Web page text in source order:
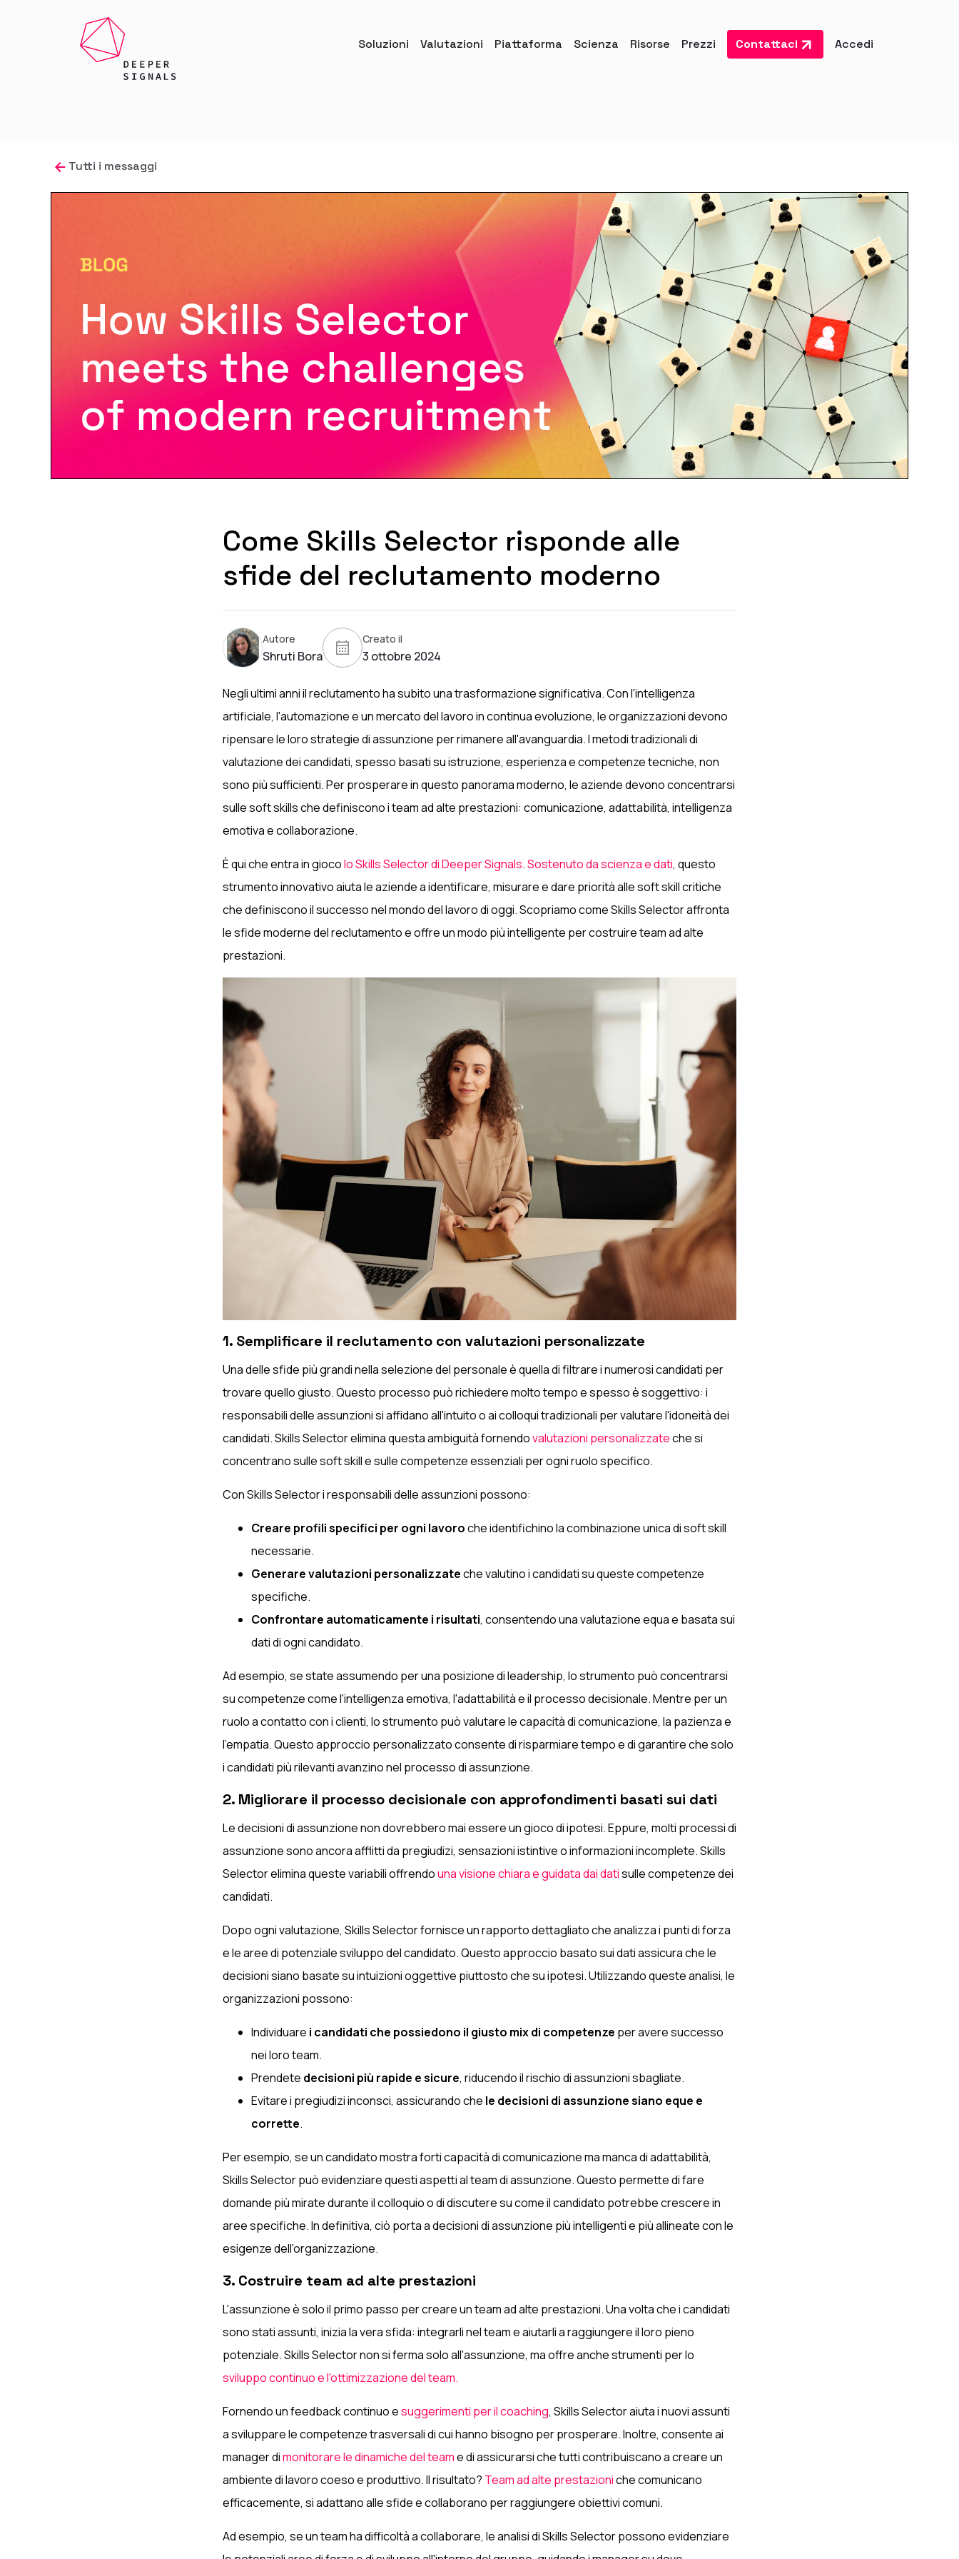
Soluzioni Valutazioni Piattaforma Scienza Risorse Prezzi Contattaci Accedi
Tutti i messaggi
Come Skills Selector risponde alle
sfide del reclutamento moderno
Autore
Shruti Bora
Creato il
3 ottobre 2024
Negli ultimi anni il reclutamento ha subito una trasformazione significativa. Con l'intelligenza
artificiale, l'automazione e un mercato del lavoro in continua evoluzione, le organizzazioni devono
ripensare le loro strategie di assunzione per rimanere all'avanguardia. I metodi tradizionali di
valutazione dei candidati, spesso basati su istruzione, esperienza e competenze tecniche, non
sono più sufficienti. Per prosperare in questo panorama moderno, le aziende devono concentrarsi
sulle soft skills che definiscono i team ad alte prestazioni: comunicazione, adattabilità, intelligenza
emotiva e collaborazione.
È qui che entra in giocolo Skills Selector di Deeper Signals.Sostenuto da scienza e dati, questo
strumento innovativo aiuta le aziende a identificare, misurare e dare priorità alle soft skill critiche
che definiscono il successo nel mondo del lavoro di oggi. Scopriamo come Skills Selector affronta
le sfide moderne del reclutamento e offre un modo più intelligente per costruire team ad alte
prestazioni.
1. Semplificare il reclutamento con valutazioni personalizzate
Una delle sfide più grandi nella selezione del personale è quella di filtrare i numerosi candidati per
trovare quello giusto. Questo processo può richiedere molto tempo e spesso è soggettivo: i
responsabili delle assunzioni si affidano all'intuito o ai colloqui tradizionali per valutare l'idoneità dei
candidati. Skills Selector elimina questa ambiguità fornendovalutazioni personalizzateche si
concentrano sulle soft skill e sulle competenze essenziali per ogni ruolo specifico.
Con Skills Selector i responsabili delle assunzioni possono:
Creare profili specifici per ogni lavoroche identifichino la combinazione unica di soft skill
necessarie.
Generare valutazioni personalizzateche valutino i candidati su queste competenze
specifiche.
Confrontare automaticamente i risultati, consentendo una valutazione equa e basata sui
dati di ogni candidato.
Ad esempio, se state assumendo per una posizione di leadership, lo strumento può concentrarsi
su competenze come l'intelligenza emotiva, l'adattabilità e il processo decisionale. Mentre per un
ruolo a contatto con i clienti, lo strumento può valutare le capacità di comunicazione, la pazienza e
l'empatia. Questo approccio personalizzato consente di risparmiare tempo e di garantire che solo
i candidati più rilevanti avanzino nel processo di assunzione.
2. Migliorare il processo decisionale con approfondimenti basati sui dati
Le decisioni di assunzione non dovrebbero mai essere un gioco di ipotesi. Eppure, molti processi di
assunzione sono ancora afflitti da pregiudizi, sensazioni istintive o informazioni incomplete. Skills
Selector elimina queste variabili offrendouna visione chiara e guidata dai datisulle competenze dei
candidati.
Dopo ogni valutazione, Skills Selector fornisce un rapporto dettagliato che analizza i punti di forza
e le aree di potenziale sviluppo del candidato. Questo approccio basato sui dati assicura che le
decisioni siano basate su intuizioni oggettive piuttosto che su ipotesi. Utilizzando queste analisi, le
organizzazioni possono:
Individuare i candidati che possiedono il giusto mix di competenze per avere successo
nei loro team.
Prendete decisioni più rapide e sicure, riducendo il rischio di assunzioni sbagliate.
Evitare i pregiudizi inconsci, assicurando che le decisioni di assunzione siano eque e
corrette.
Per esempio, se un candidato mostra forti capacità di comunicazione ma manca di adattabilità,
Skills Selector può evidenziare questi aspetti al team di assunzione. Questo permette di fare
domande più mirate durante il colloquio o di discutere su come il candidato potrebbe crescere in
aree specifiche. In definitiva, ciò porta a decisioni di assunzione più intelligenti e più allineate con le
esigenze dell'organizzazione.
3. Costruire team ad alte prestazioni
L'assunzione è solo il primo passo per creare un team ad alte prestazioni. Una volta che i candidati
sono stati assunti, inizia la vera sfida: integrarli nel team e aiutarli a raggiungere il loro pieno
potenziale. Skills Selector non si ferma solo all'assunzione, ma offre anche strumenti per lo
sviluppo continuo e l'ottimizzazione del team.
Fornendo un feedback continuo esuggerimenti per il coaching, Skills Selector aiuta i nuovi assunti
a sviluppare le competenze trasversali di cui hanno bisogno per prosperare. Inoltre, consente ai
manager dimonitorare le dinamiche del teame di assicurarsi che tutti contribuiscano a creare un
ambiente di lavoro coeso e produttivo. Il risultato? Team ad alte prestazioniche comunicano
efficacemente, si adattano alle sfide e collaborano per raggiungere obiettivi comuni.
Ad esempio, se un team ha difficoltà a collaborare, le analisi di Skills Selector possono evidenziare